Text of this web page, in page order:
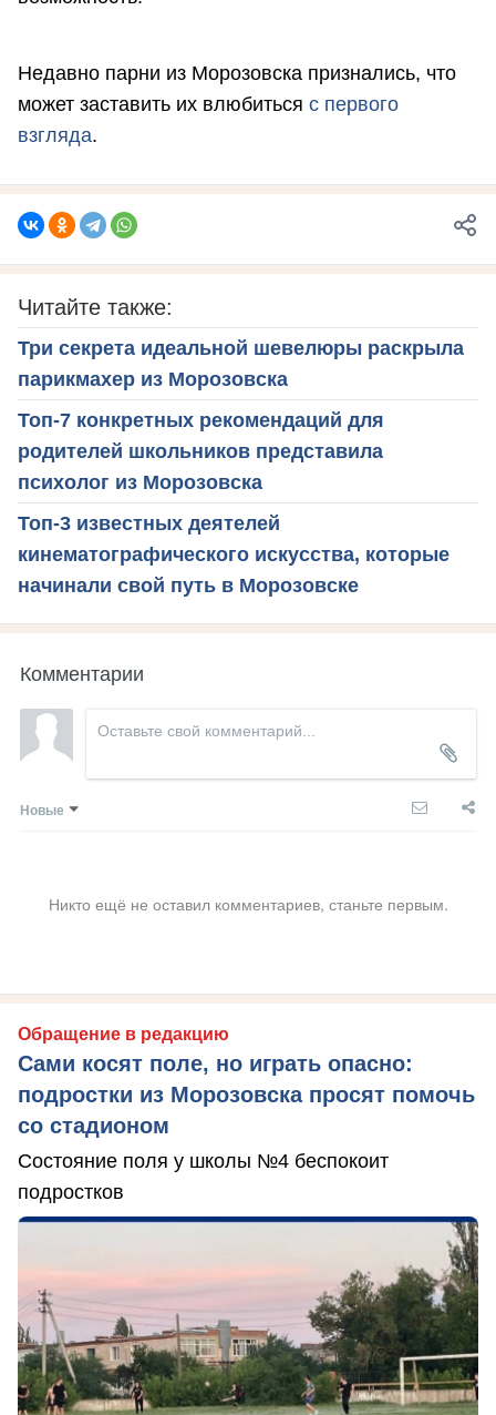
Недавно парни из Морозовска признались, что
может заставить их влюбиться с первого
взгляда.
Читайте также:
Три секрета идеальной шевелюры раскрыла
парикмахер из Морозовска
Топ-7 конкретных рекомендаций для
родителей школьников представила
психолог из Морозовска
Топ-3 известных деятелей
кинематографического искусства, которые
начинали свой путь в Морозовске
Комментарии
Новые
Никто ещё не оставил комментариев, станьте первым.
Обращение в редакцию
Сами косят поле, но играть опасно:
подростки из Морозовска просят помочь
со стадионом
Состояние поля у школы №4 беспокоит
подростков